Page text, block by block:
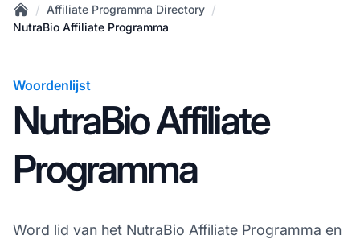
Home
/ Affiliate Programma Directory /
NutraBio Affiliate Programma
Woordenlijst
NutraBio Affiliate
Programma
Word lid van het NutraBio Affiliate Programma en